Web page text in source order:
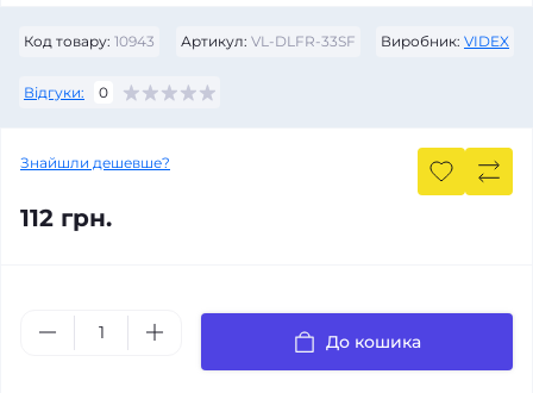
Код товару: 10943 Артикул: VL-DLFR-33SF Виробник: VIDEX
Відгуки: 0
Знайшли дешевше?
112 грн.
До кошика